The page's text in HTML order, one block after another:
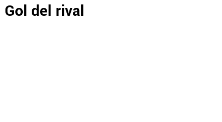
Gol del rival